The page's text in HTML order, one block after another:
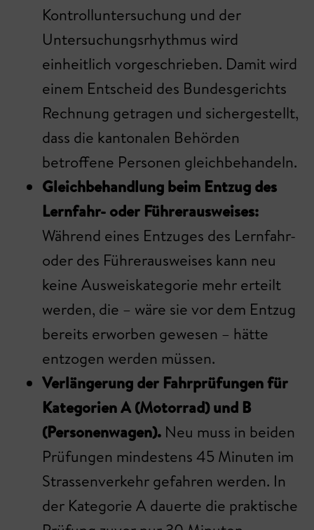
Kontrolluntersuchung und der
Untersuchungsrhythmus wird
einheitlich vorgeschrieben. Damit wird
einem Entscheid des Bundesgerichts
Rechnung getragen und sichergestellt,
dass die kantonalen Behörden
betroffene Personen gleichbehandeln.
Gleichbehandlung beim Entzug des
Lernfahr- oder Führerausweises:
Während eines Entzuges des Lernfahr-
oder des Führerausweises kann neu
keine Ausweiskategorie mehr erteilt
werden, die – wäre sie vor dem Entzug
bereits erworben gewesen – hätte
entzogen werden müssen.
Verlängerung der Fahrprüfungen für
Kategorien A (Motorrad) und B
(Personenwagen). Neu muss in beiden
Prüfungen mindestens 45 Minuten im
Strassenverkehr gefahren werden. In
der Kategorie A dauerte die praktische